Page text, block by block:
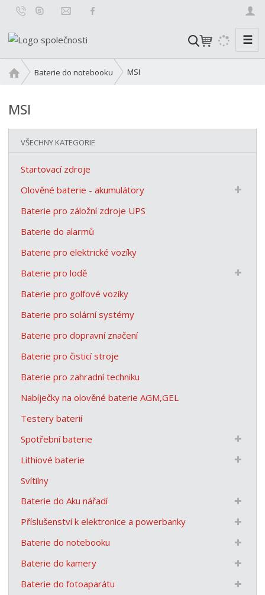
V
a
☰
v
d
r
a
a
Baterie do notebooku MSI
MSI
VŠECHNY KATEGORIE
Startovací zdroje
Olověné baterie - akumulátory
Baterie pro záložní zdroje UPS
Baterie do alarmů
Baterie pro elektrické vozíky
Baterie pro lodě
Baterie pro golfové vozíky
Baterie pro solární systémy
Baterie pro dopravní značení
Baterie pro čisticí stroje
Baterie pro zahradní techniku
Nabíječky na olověné baterie AGM,GEL
Testery baterií
Spotřební baterie
Lithiové baterie
Svítilny
Baterie do Aku nářadí
Příslušenství k elektronice a powerbanky
Baterie do notebooku
Baterie do kamery
Baterie do fotoaparátu